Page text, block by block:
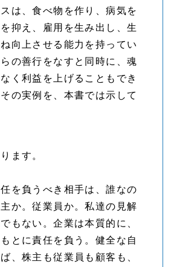
は、食べ物を作り、病気を
抑え、雇用を生み出し、生
向上させる能力を持ってい
の善行をなすと同時に、魂
く利益を上げることもでき
の実例を、本書では示して
ます。
任を負うべき相手は、誰なの
か。従業員か。私達の見解
もない。企業は本質的に、
とに責任を負う。健全な自
、株主も従業員も顧客も、